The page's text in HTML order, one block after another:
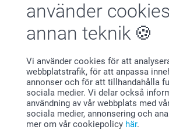
använder
annan teknik
Vi använder cookies för att
webbplatstrafik, för att anpassa
annonser och för att tillhandahålla
sociala medier. Vi delar också
användning av vår webbplats med
sociala medier, annonsering och
mer om vår cookiepolicy här.
(1 omdömen) (266
Smart2Give Personliga
Från 549,00 299,00
(5